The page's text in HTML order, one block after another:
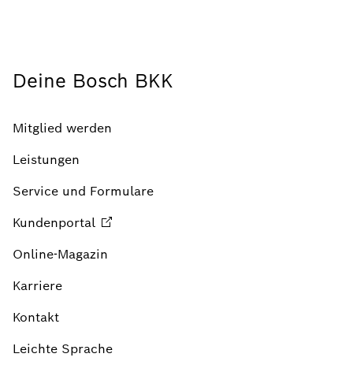
Deine Bosch BKK
Mitglied werden
Leistungen
Service und Formulare
Kundenportal
Online-Magazin
Karriere
Kontakt
Leichte Sprache